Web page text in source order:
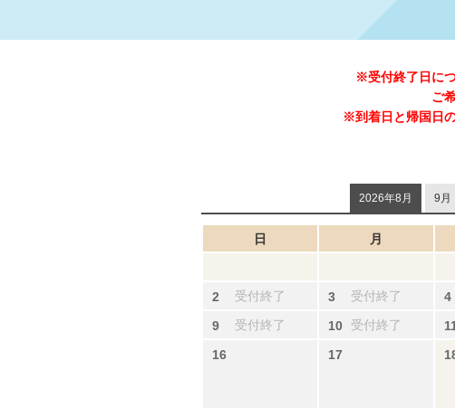
※受付終了日に
ご
※到着日と帰国日
2026年8月 9月
日 月
受付終了
受付終了
受付終了
受付終了